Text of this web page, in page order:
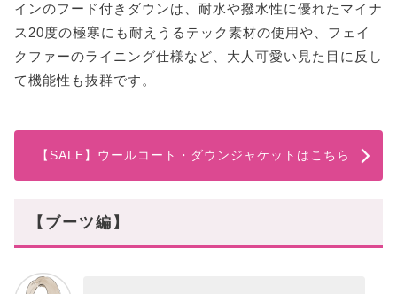
インのフード付きダウンは、耐水や撥水性に優れたマイナ
ス20度の極寒にも耐えうるテック素材の使用や、フェイ
クファーのライニング仕様など、大人可愛い見た目に反し
て機能性も抜群です。
【SALE】ウールコート・ダウンジャケットはこちら
【ブーツ編】